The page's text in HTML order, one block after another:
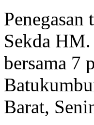
Sekda
bersama 7
Barat,